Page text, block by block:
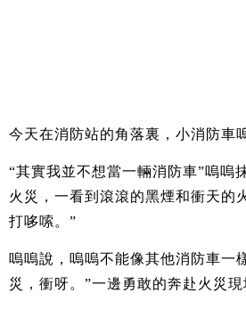
今天在消防站的角落裏，小消防車
“其實我並不想當一輛消防車”嗚嗚
火災，一看到滾滾的黑煙和衝天的
打哆嗦。”
嗚嗚說，嗚嗚不能像其他消防車一
災，衝呀。”一邊勇敢的奔赴火災現